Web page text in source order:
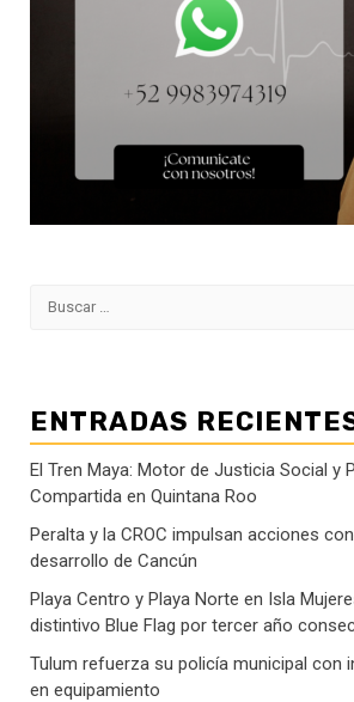
Buscar:
ENTRADAS
El Tren Maya: Motor de Justicia Social y
Compartida en Quintana Roo
Peralta y la CROC impulsan acciones
desarrollo de Cancún
Playa Centro y Playa Norte en Isla
distintivo Blue Flag por tercer año
Tulum refuerza su policía municipal con
en equipamiento